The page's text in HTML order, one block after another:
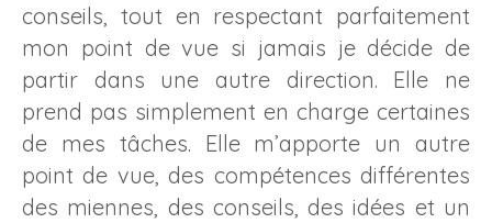
conseils, tout en respectant parfaitement
mon point de vue si jamais je décide de
partir dans une autre direction. Elle ne
prend pas simplement en charge certaines
de mes tâches. Elle m’apporte un autre
point de vue, des compétences différentes
des miennes, des conseils, des idées et un